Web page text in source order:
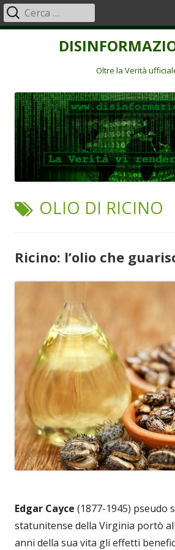
Oltre la Verità
Menu
principale
Ricerca
per:
TAG:
OLIO DI RICINO
Ricino: l’olio che
Edgar Cayce (1877-1945) pseudo
statunitense della Virginia portò
anni della sua vita gli effetti